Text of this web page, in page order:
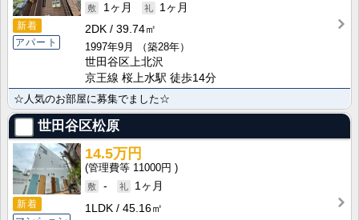
新着
アパート
1ヶ月
1ヶ月
2DK
39.74㎡
1997年9月
（築28年）
世田谷区上北沢
京王線 桜上水駅 徒歩14分
☆人気のお部屋に募集でました☆
世田谷区松原
新着
14.5万円
11000円
-
1ヶ月
1LDK
45.16㎡